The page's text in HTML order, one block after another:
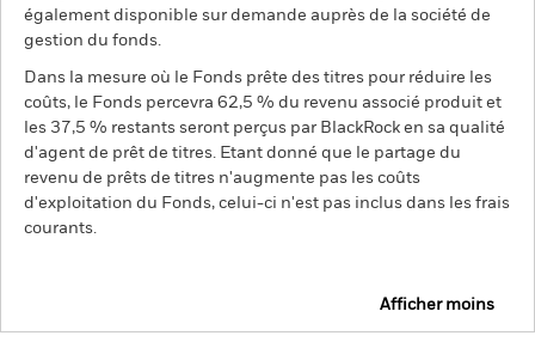
également disponible sur demande auprès de la société de
gestion du fonds.
Dans la mesure où le Fonds prête des titres pour réduire les
coûts, le Fonds percevra 62,5 % du revenu associé produit et
les 37,5 % restants seront perçus par BlackRock en sa qualité
d'agent de prêt de titres. Etant donné que le partage du
revenu de prêts de titres n'augmente pas les coûts
d'exploitation du Fonds, celui-ci n'est pas inclus dans les frais
courants.
Afficher moins